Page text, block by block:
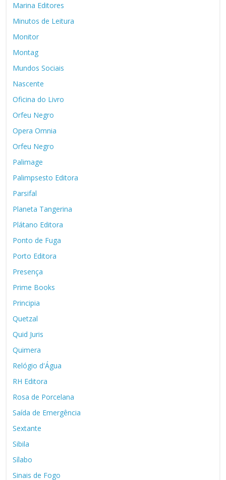
Marina Editores
Minutos de Leitura
Monitor
Montag
Mundos Sociais
Nascente
Oficina do Livro
Orfeu Negro
Opera Omnia
Orfeu Negro
Palimage
Palimpsesto Editora
Parsifal
Planeta Tangerina
Plátano Editora
Ponto de Fuga
Porto Editora
Presença
Prime Books
Principia
Quetzal
Quid Juris
Quimera
Relógio d'Água
RH Editora
Rosa de Porcelana
Saída de Emergência
Sextante
Sibila
Sílabo
Sinais de Fogo